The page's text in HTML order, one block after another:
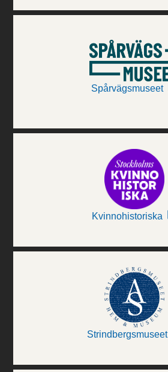
Spårvägsmuseet
Kvinnohistoriska
Strindbergsmuseet